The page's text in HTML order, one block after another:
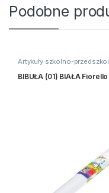
Podobne
Artykuły szkolno-
plastyczne
BIBUŁA (01) BIAŁA Fiorello